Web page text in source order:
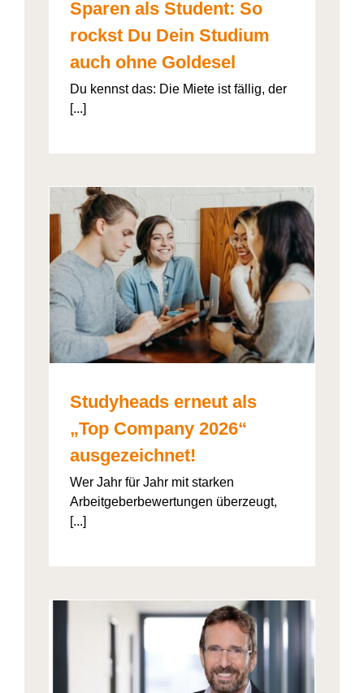
Sparen als Student: So
rockst Du Dein Studium
auch ohne Goldesel
Du kennst das: Die Miete ist fällig, der
[...]
Studyheads erneut als
„Top Company 2026“
ausgezeichnet!
Wer Jahr für Jahr mit starken
Arbeitgeberbewertungen überzeugt,
[...]